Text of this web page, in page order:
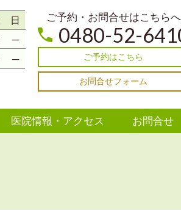
日
─
─
ご予約・お問合せはこちらへ
0480-52-
ご予約はこちら
お問合せフォーム
医院情報・アクセス お問合せ